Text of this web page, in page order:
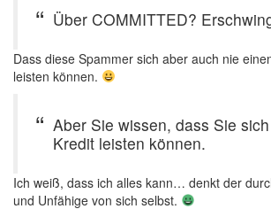
Über COMMITTED?
Dass diese Spammer sich aber auch nie
leisten können.
Aber Sie wissen, dass Sie
Kredit leisten können.
Ich weiß, dass ich alles kann… denkt der
und Unfähige von sich selbst.